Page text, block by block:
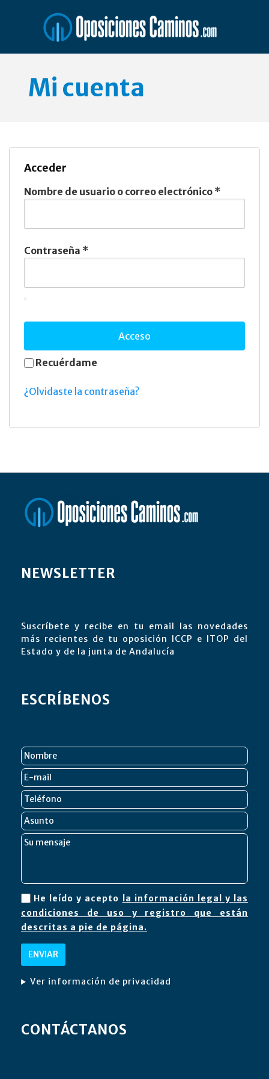
contenido
Mi cuenta
Acceder
Nombre de usuario o correo electrónico *
Contraseña *
Acceso
Recuérdame
¿Olvidaste la contraseña?
NEWSLETTER
Suscríbete y recibe en tu email las novedades
más recientes de tu oposición ICCP e ITOP del
Estado y de la junta de Andalucía
ESCRÍBENOS
He leído y acepto
la información legal y las
condiciones de uso y registro que están
descritas a pie de página.
Ver información de privacidad
CONTÁCTANOS